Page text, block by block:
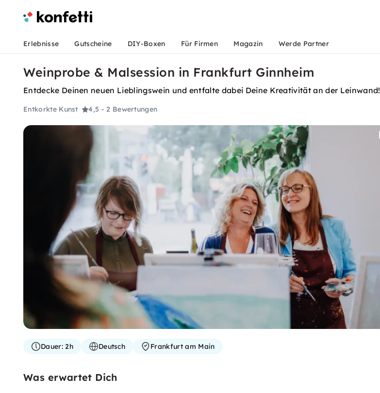
Erlebnisse Gutscheine DIY-Boxen Für Firmen Magazin Werde Partner
Weinprobe & Malsession in Frankfurt Ginnheim
Entdecke Deinen neuen Lieblingswein und entfalte dabei Deine Kreativität an der Leinwand!
Entkorkte Kunst 4,5 - 2 Bewertungen
Dauer:2h Deutsch Frankfurt am Main
Was erwartet Dich